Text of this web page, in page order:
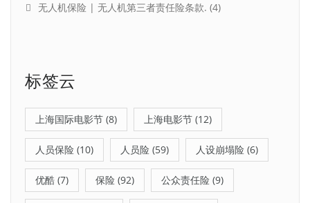
无人机保险 | 无人机第三者责任险条款. (4)
标签云
上海国际电影节 (8) 上海电影节 (12)
人员保险 (10) 人员险 (59) 人设崩塌险 (6)
优酷 (7) 保险 (92) 公众责任险 (9)